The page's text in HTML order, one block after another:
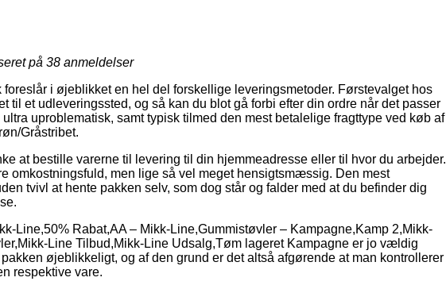
på 38 anmeldelser
i øjeblikket en hel del forskellige leveringsmetoder. Førstevalget hos
til et udleveringssted, og så kan du blot gå forbi efter din ordre når det passer
uproblematisk, samt typisk tilmed den mest betalelige fragttype ved køb af
Gråstribet.
at bestille varerne til levering til din hjemmeadresse eller til hvor du arbejder.
omkostningsfuld, men lige så vel meget hensigtsmæssig. Den mest
tvivl at hente pakken selv, som dog står og falder med at du befinder dig
Line,50% Rabat,AA – Mikk-Line,Gummistøvler – Kampagne,Kamp 2,Mikk-
Line Tilbud,Mikk-Line Udsalg,Tøm lageret Kampagne er jo vældig
øjeblikkeligt, og af den grund er det altså afgørende at man kontrollerer
respektive vare.